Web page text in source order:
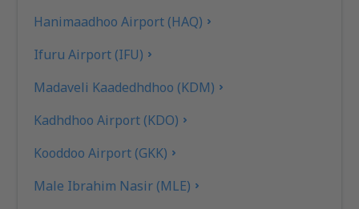
Hanimaadhoo Airport (HAQ)
Ifuru Airport (IFU)
Madaveli Kaadedhdhoo (KDM)
Kadhdhoo Airport (KDO)
Kooddoo Airport (GKK)
Male Ibrahim Nasir (MLE)